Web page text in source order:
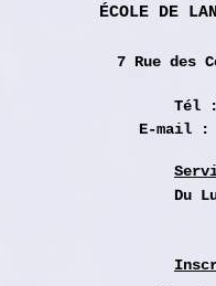
ÉCOLE DE
7 Rue des
Tél
E-mail
Du